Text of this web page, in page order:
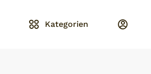
Kategorien